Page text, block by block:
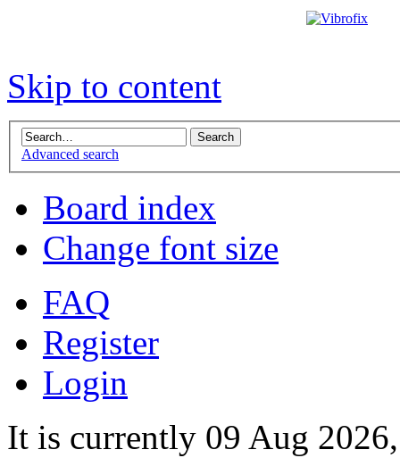
Skip to content
Advanced search
Board index
Change font size
FAQ
Register
Login
It is currently 09 Aug